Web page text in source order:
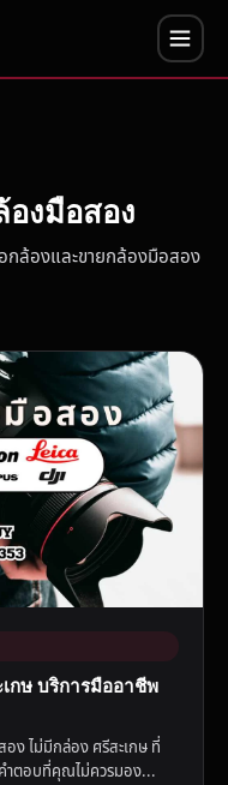
งมือสอง
ล้องและขายกล้องมือสอง
กษ บริการมืออาชีพ
ง ไม่มีกล่อง ศรีสะเกษ ที่
คำตอบที่คุณไม่ควรมอง...